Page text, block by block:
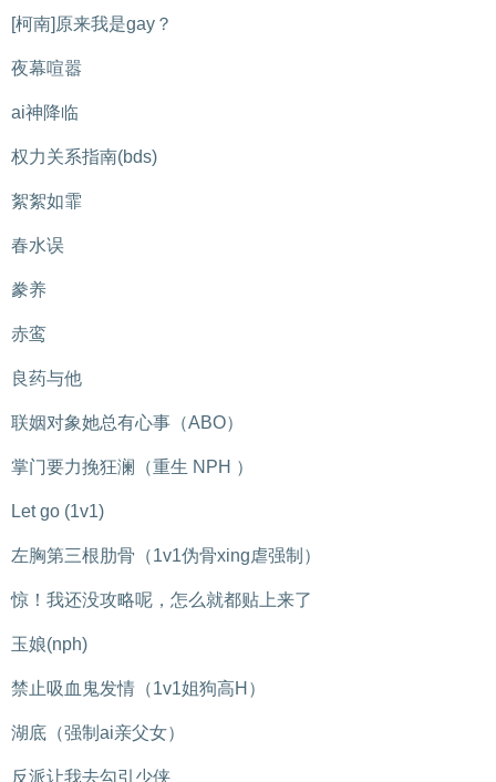
[柯南]原来我是gay？
夜幕喧嚣
ai神降临
权力关系指南(bds)
絮絮如霏
春水误
豢养
赤鸾
良药与他
联姻对象她总有心事（ABO）
掌门要力挽狂澜（重生 NPH ）
Let go (1v1)
左胸第三根肋骨（1v1伪骨xing虐强制）
惊！我还没攻略呢，怎么就都贴上来了
玉娘(nph)
禁止吸血鬼发情（1v1姐狗高H）
湖底（强制ai亲父女）
反派让我去勾引少侠